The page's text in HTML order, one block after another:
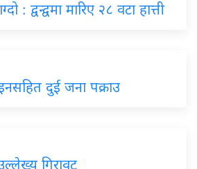
: द्वन्द्वमा मारिए २८ वटा हात्ती
दुई जना पक्राउ
गिरावट